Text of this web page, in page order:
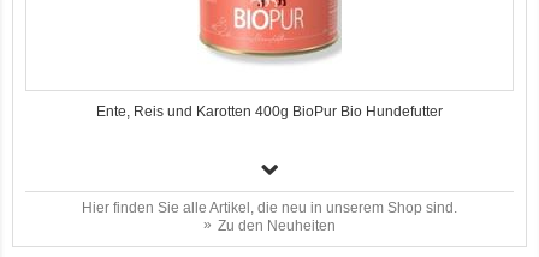
Ente, Reis und Karotten 400g BioPur Bio Hundefutter
Hier finden Sie alle Artikel, die neu in unserem Shop sind.
Zu den Neuheiten